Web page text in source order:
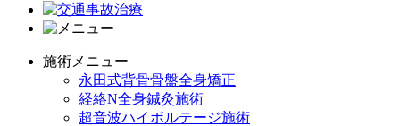
施術メニュー
永田式背骨骨盤全身矯正
経絡N全身鍼灸施術
超音波ハイボルテージ施術